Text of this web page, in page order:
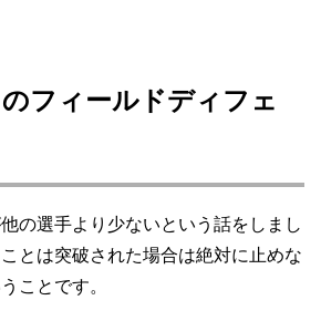
フィールドディフェ
の選手より少ないという話をしまし
とは突破された場合は絶対に止めな
ことです。